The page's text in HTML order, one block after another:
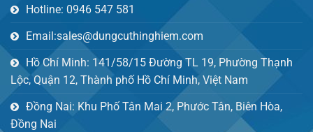
Hotline: 0946 547 581
Email:sales@dungcuthinghiem.com
Hồ Chí Minh: 141/58/15 Đường TL 19, Phường Thạnh
Lộc, Quận 12, Thành phố Hồ Chí Minh, Việt Nam
Đồng Nai: Khu Phố Tân Mai 2, Phước Tân, Biên Hòa,
Đồng Nai